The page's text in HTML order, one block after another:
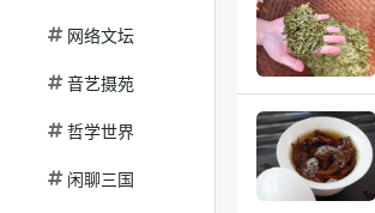
网络文坛
音艺摄苑
哲学世界
闲聊三国